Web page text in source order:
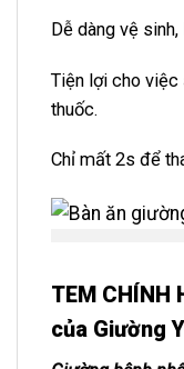
Dễ dàng vệ
Tiện lợi cho việc
thuốc.
Chỉ mất 2s để
TEM CHÍNH
của Giường